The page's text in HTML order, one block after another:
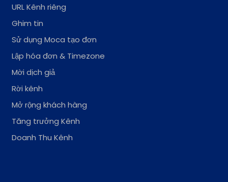
URL Kênh riêng
Ghim tin
Sử dụng Moca tạo đơn
Lập hóa đơn & Timezone
Mời dịch giả
Rời kênh
Mở rộng khách hàng
Tăng trưởng Kênh
Doanh Thu Kênh